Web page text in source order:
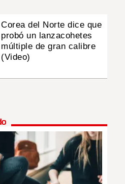
Corea del Norte dice que
probó un lanzacohetes
múltiple de gran calibre
(Video)